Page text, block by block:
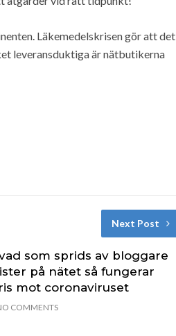
Läkemedelskrisen gör att det
leveransduktiga är nätbutikerna
Next Post
som sprids av bloggare
på nätet så fungerar
mot coronaviruset
COMMENTS